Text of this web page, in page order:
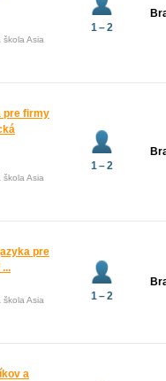
škola Asia
1 – 2
pre firmy
škola Asia
1 – 2
pre
škola Asia
1 – 2
a